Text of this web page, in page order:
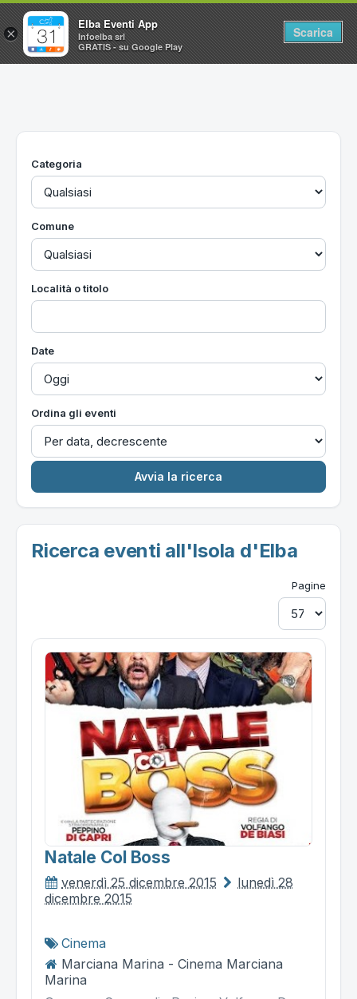
Home
Utilità
Categoria
Comune
Località o titolo
Date
Ordina gli eventi
Ricerca eventi all'Isola d'Elba
Pagine
Natale Col Boss
venerdì 25 dicembre 2015
lunedì 28
dicembre 2015
Cinema
Marciana Marina - Cinema Marciana
Marina
×
Elba Eventi App
Infoelba srl
GRATIS - su Google Play
Scarica